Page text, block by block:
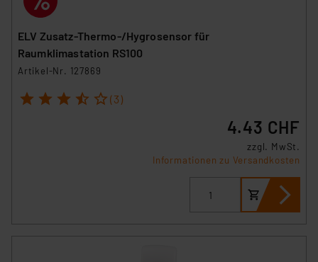
ELV Zusatz-Thermo-/Hygrosensor für
Raumklimastation RS100
Artikel-Nr. 127869
1 2 3 4 5 (3)
4.43 CHF
zzgl. MwSt.
Informationen zu Versandkosten